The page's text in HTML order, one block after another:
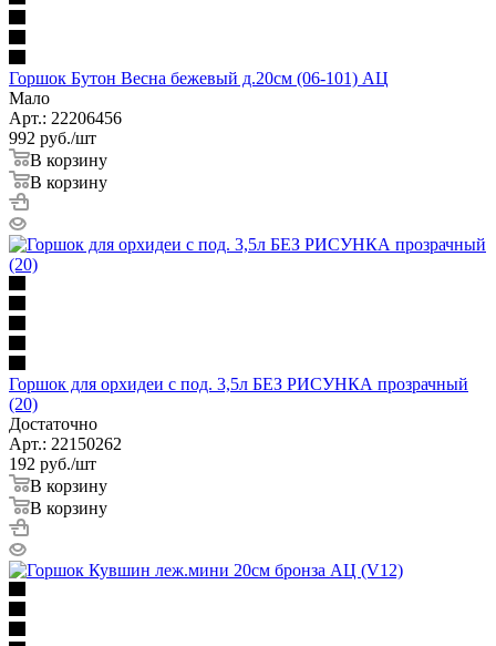
Горшок Бутон Весна бежевый д.20см (06-101) АЦ
Мало
Арт.: 22206456
992 руб./шт
В корзину
В корзину
Горшок для орхидеи с под. 3,5л БЕЗ РИСУНКА прозрачный
(20)
Достаточно
Арт.: 22150262
192 руб./шт
В корзину
В корзину